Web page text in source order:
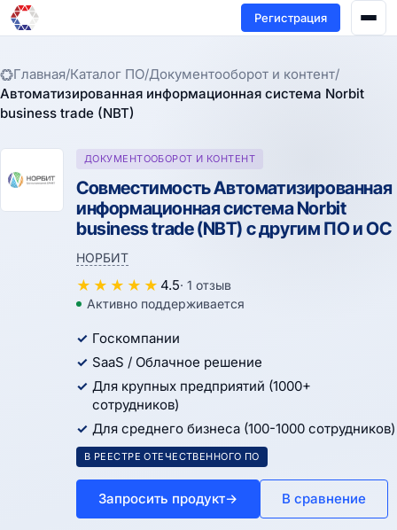
Регистрация
Главная/Каталог ПО/Документооборот и контент/
Автоматизированная информационная система Norbit
business trade (NBT)
ДОКУМЕНТООБОРОТ И КОНТЕНТ
Совместимость Автоматизированная
информационная система Norbit
business trade (NBT) с другим ПО и ОС
НОРБИТ
★ ★ ★ ★ ★ 4.5· 1 отзыв
Активно поддерживается
Госкомпании
SaaS / Облачное решение
Для крупных предприятий (1000+
сотрудников)
Для среднего бизнеса (100-1000 сотрудников)
В РЕЕСТРЕ ОТЕЧЕСТВЕННОГО ПО
Запросить продукт→ В сравнение